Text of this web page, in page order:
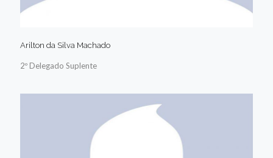
Arilton da Silva Machado
2º Delegado Suplente